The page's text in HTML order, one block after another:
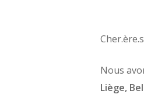
Nous
Liège,